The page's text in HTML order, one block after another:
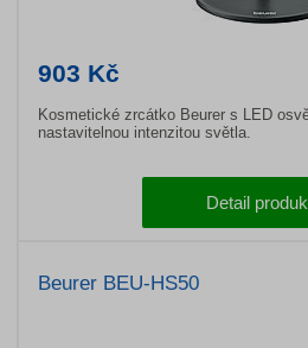
903 Kč
Kosmetické zrcátko Beurer s LED
nastavitelnou intenzitou světla.
Detail
Beurer BEU-HS50